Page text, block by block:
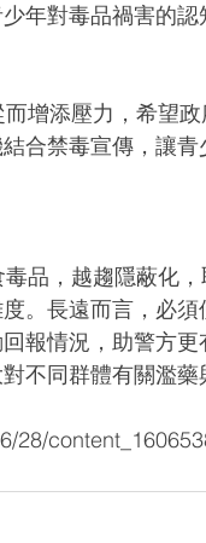
年對毒品禍害的
合禁毒宣傳，讓青
。長遠而言，必
報情況，助警方
不同群體有關濫藥
28/